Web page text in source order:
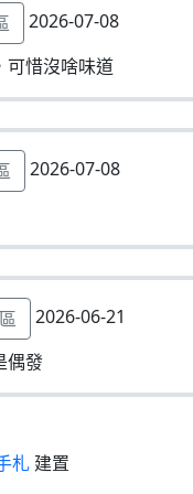
2026-07-08
可惜沒啥味道
2026-07-08
2026-06-21
偶發
札建置